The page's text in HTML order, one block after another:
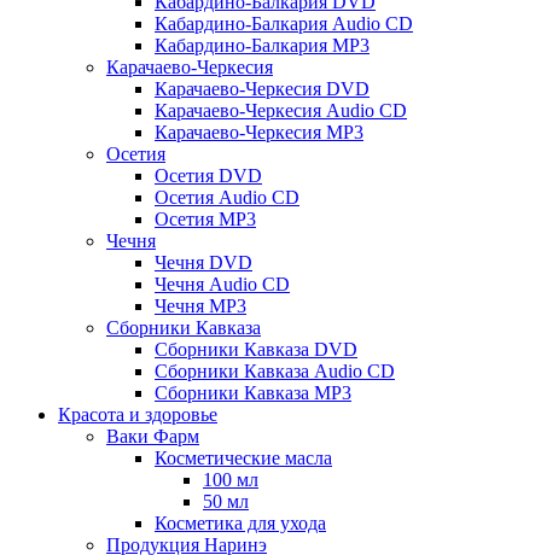
Кабардино-Балкария Audio CD
Кабардино-Балкария MP3
Карачаево-Черкесия
Карачаево-Черкесия DVD
Карачаево-Черкесия Audio CD
Карачаево-Черкесия MP3
Осетия
Осетия DVD
Осетия Audio CD
Осетия MP3
Чечня
Чечня DVD
Чечня Audio CD
Чечня MP3
Сборники Кавказа
Сборники Кавказа DVD
Сборники Кавказа Audio CD
Сборники Кавказа MP3
Красота и здоровье
Ваки Фарм
Косметические масла
100 мл
50 мл
Косметика для ухода
Продукция Наринэ